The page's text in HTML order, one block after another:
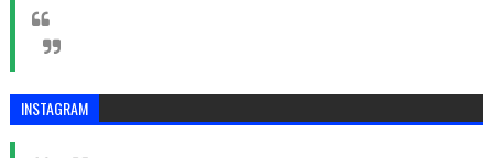
INSTAGRAM